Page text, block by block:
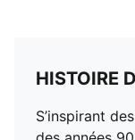
HISTOIRE
S’inspirant